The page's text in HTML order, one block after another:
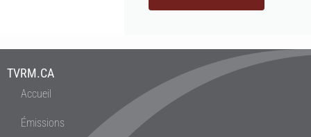
TVRM.CA
Accueil
Émissions